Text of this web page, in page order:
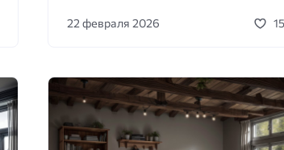
22 февраля 2026 15